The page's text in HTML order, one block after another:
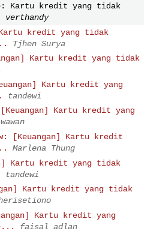
Kartu kredit yang tidak
verthandy
Kartu kredit yang tidak
Tjhen Surya
Kartu kredit yang tidak
Kartu kredit yang
tandewi
Kartu kredit yang
wawan
[Keuangan] Kartu kredit
Marlena Thung
Kartu kredit yang tidak
tandewi
Kartu kredit yang tidak
Kartu kredit yang
faisal adlan